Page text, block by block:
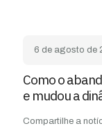
6 de agosto de
Como o
e mudou a
Compartilhe a